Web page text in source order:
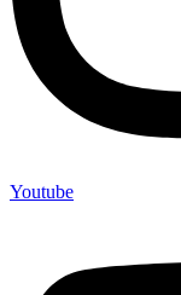
Youtube